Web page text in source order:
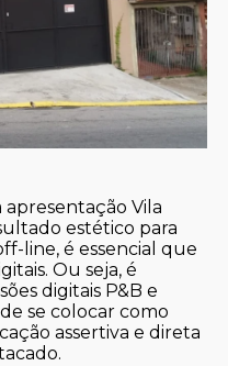
Vila
estético para
line, é essencial que
Ou seja, é
digitais P&B e
se colocar como
assertiva e direta